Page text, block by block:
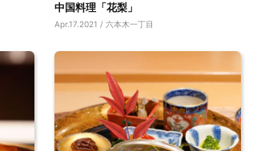
中国料理「花梨」
Apr.17.2021 / 六本木一丁目